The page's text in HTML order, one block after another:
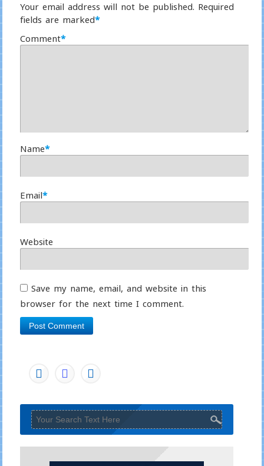
Your email address will not be published. Required
fields are marked*
Comment*
Name*
Email*
Website
Save my name, email, and website in this
browser for the next time I comment.